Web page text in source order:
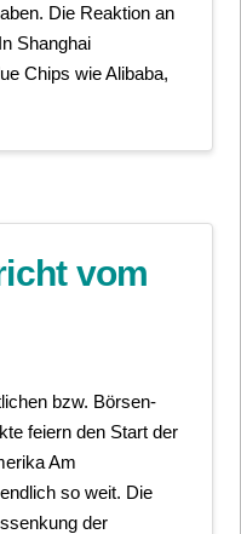
Die Reaktion an
Shanghai
Chips wie Alibaba,
vom
bzw. Börsen-
feiern den Start der
Am
so weit. Die
der